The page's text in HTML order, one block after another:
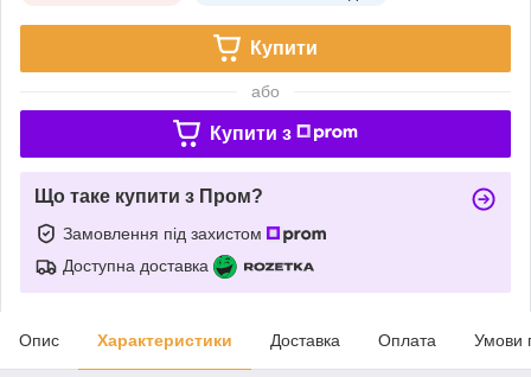
Купити
або
Купити з
Що таке купити з Пром?
Замовлення під захистом
Доступна доставка
Опис Характеристики Доставка Оплата Умови